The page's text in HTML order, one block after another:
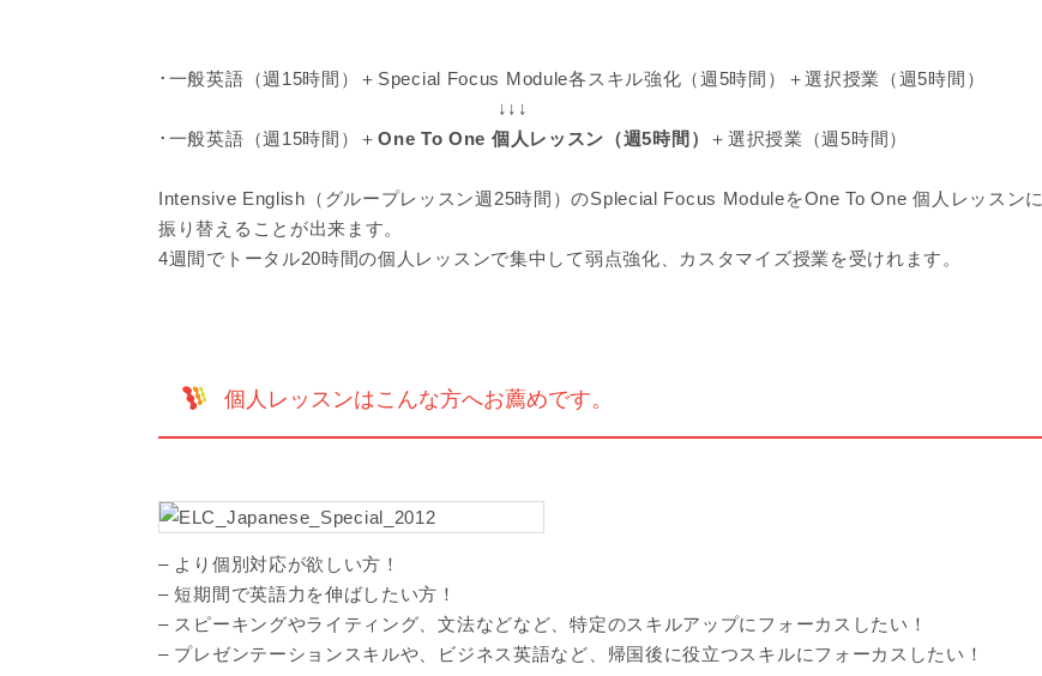
･一般英語（週15時間）＋Special Focus Module各スキル強化（週5時間）＋選択授業（週5時間）
↓↓↓
･一般英語（週15時間）＋One To One 個人レッスン（週5時間） ＋選択授業（週5時間）
Intensive English（グループレッスン週25時間）のSplecial Focus ModuleをOne To One 個人レッスンに
振り替えることが出来ます。
4週間でトータル20時間の個人レッスンで集中して弱点強化、カスタマイズ授業を受けれます。
個人レッスンはこんな方へお薦めです。
– より個別対応が欲しい方！
– 短期間で英語力を伸ばしたい方！
– スピーキングやライティング、文法などなど、特定のスキルアップにフォーカスしたい！
– プレゼンテーションスキルや、ビジネス英語など、帰国後に役立つスキルにフォーカスしたい！